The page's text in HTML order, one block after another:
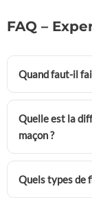
FAQ –
Quand faut-il
Quelle est la
maçon ?
Quels types de